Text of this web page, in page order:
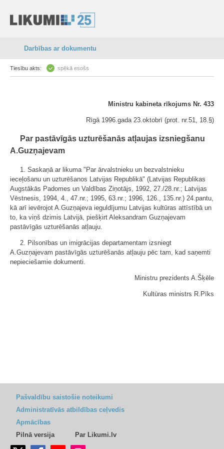
Darbības ar dokumentu
Tiesību akts: spēkā esošs
Ministru kabineta rīkojums Nr. 433
Rīgā 1996.gada 23.oktobrī (prot. nr.51, 18.§)
Par pastāvīgās uzturēšanās atļaujas izsniegšanu
A.Guzņajevam
1. Saskaņā ar likuma "Par ārvalstnieku un bezvalstnieku
ieceļošanu un uzturēšanos Latvijas Republikā" (Latvijas Republikas
Augstākās Padomes un Valdības Ziņotājs, 1992, 27./28.nr.; Latvijas
Vēstnesis, 1994, 4., 47.nr.; 1995, 63.nr.; 1996, 126., 135.nr.) 24.pantu,
kā arī ievērojot A.Guzņajeva ieguldījumu Latvijas kultūras attīstībā un
to, ka viņš dzimis Latvijā, piešķirt Aleksandram Guzņajevam
pastāvīgās uzturēšanās atļauju.
2. Pilsonības un imigrācijas departamentam izsniegt
A.Guzņajevam pastāvīgās uzturēšanās atļauju pēc tam, kad saņemti
nepieciešamie dokumenti.
Ministru prezidents A.Šķēle
Kultūras ministrs R.Pīks
Pašvaldību saistošie noteikumi
Administratīvās atbildības ceļvedis
Apmācības
Pilnā versija
Par Likumi.lv